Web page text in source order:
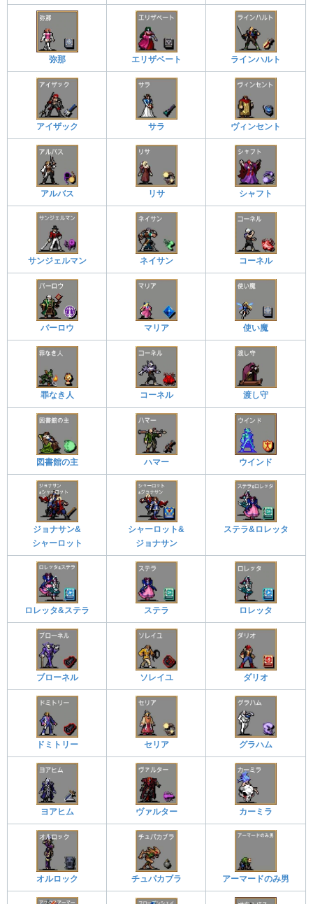
弥那 エリザベート ラインハルト
アイザック サラ ヴィンセント
アルバス リサ シャフト
サンジェルマン ネイサン コーネル
バーロウ マリア 使い魔
罪なき人 コーネル 渡し守
図書館の主 ハマー ウインド
ジョナサン&
シャーロット
シャーロット&
ジョナサン
ステラ&ロレッタ
ロレッタ&ステラ ステラ ロレッタ
ブローネル ソレイユ ダリオ
ドミトリー セリア グラハム
ヨアヒム ヴァルター カーミラ
オルロック チュパカブラ アーマードのみ男